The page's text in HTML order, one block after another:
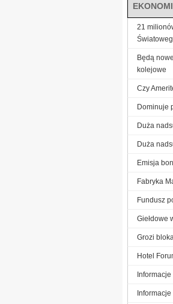
21
Będą
kolejowe
Czy
Dominuje
Duża
Duża
Emisja
Fabryka
Fundusz
Giełdowe
Grozi
Hotel
Informacje
Informacje